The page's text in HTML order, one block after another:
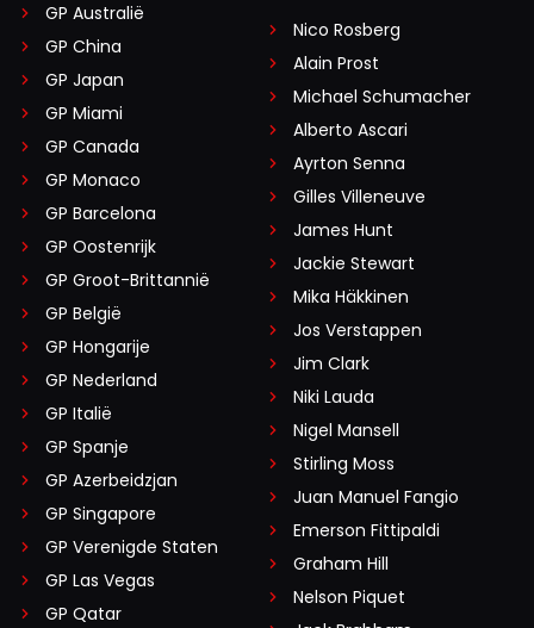
GP Australië
GP China
GP Japan
GP Miami
GP Canada
GP Monaco
GP Barcelona
GP Oostenrijk
GP Groot-Brittannië
GP België
GP Hongarije
GP Nederland
GP Italië
GP Spanje
GP Azerbeidzjan
GP Singapore
GP Verenigde Staten
GP Las Vegas
GP Qatar
Nico Rosberg
Alain Prost
Michael Schumacher
Alberto Ascari
Ayrton Senna
Gilles Villeneuve
James Hunt
Jackie Stewart
Mika Häkkinen
Jos Verstappen
Jim Clark
Niki Lauda
Nigel Mansell
Stirling Moss
Juan Manuel Fangio
Emerson Fittipaldi
Graham Hill
Nelson Piquet